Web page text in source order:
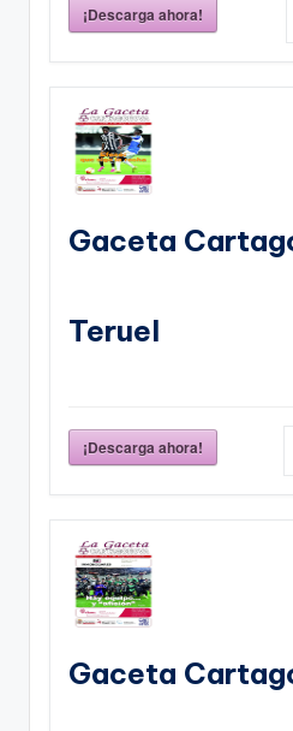
¡Descarga ahora!
Gaceta
Teruel
¡Descarga ahora!
Gaceta